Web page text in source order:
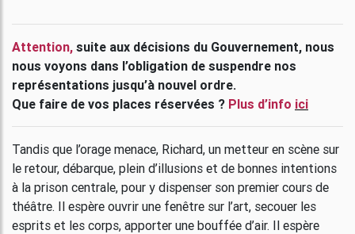
Attention, suite aux décisions du Gouvernement, nous
nous voyons dans l’obligation de suspendre nos
représentations jusqu’à nouvel ordre.
Que faire de vos places réservées ? Plus d’info ici
Tandis que l’orage menace, Richard, un metteur en scène sur
le retour, débarque, plein d’illusions et de bonnes intentions
à la prison centrale, pour y dispenser son premier cours de
théâtre. Il espère ouvrir une fenêtre sur l’art, secouer les
esprits et les corps, apporter une bouffée d’air. Il espère